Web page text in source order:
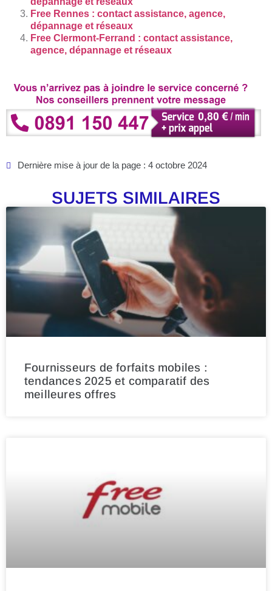
Free Rennes : contact assistance, agence,
dépannage et réseaux
Free Clermont-Ferrand : contact assistance,
agence, dépannage et réseaux
Dernière mise à jour de la page : 4 octobre 2024
SUJETS SIMILAIRES
Fournisseurs de forfaits mobiles :
tendances 2025 et comparatif des
meilleures offres